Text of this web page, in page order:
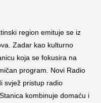
region emituje se iz
Zadar kao kulturno
koja se fokusira na
program. Novi Radio
svjež pristup radio
kombinuje domaću i